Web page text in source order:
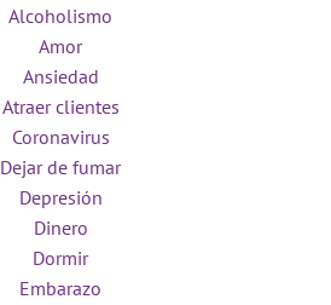
Alcoholismo
Amor
Ansiedad
Atraer clientes
Coronavirus
Dejar de fumar
Depresión
Dinero
Dormir
Embarazo